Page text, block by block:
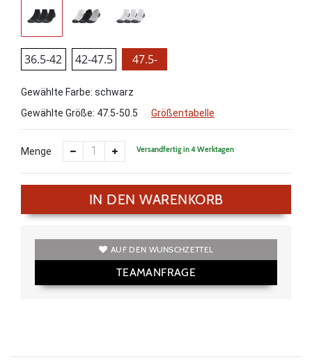
36.5-42 42-47.5
47.5-
Gewählte Farbe: schwarz
Gewählte Größe: 47.5-50.5 Größentabelle
Menge Versandfertig in 4 Werktagen
IN DEN WARENKORB
AUF DEN WUNSCHZETTEL
TEAMANFRAGE